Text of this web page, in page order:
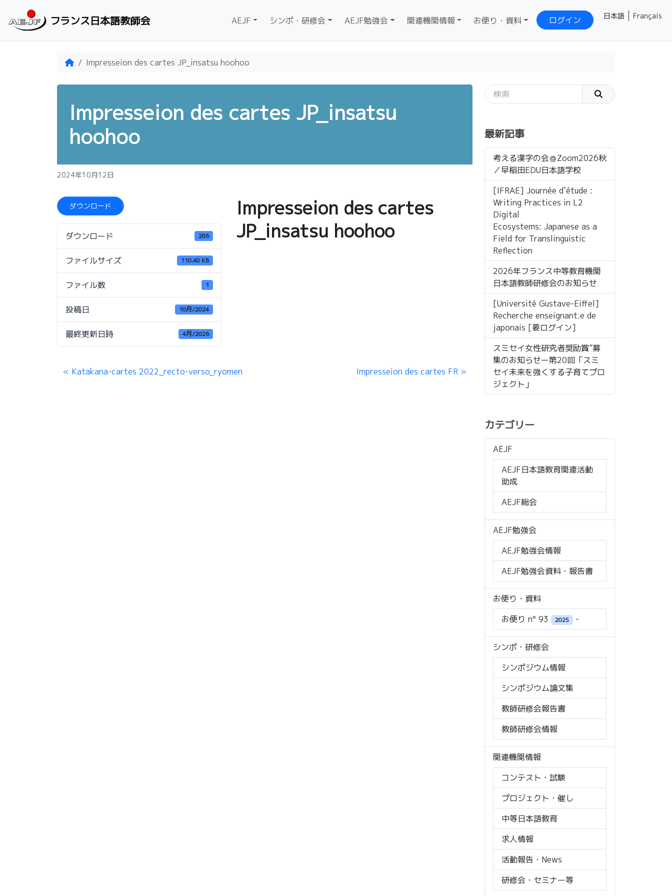
フランス日本語教師会 AEJF シンポ・研修会 AEJF勉強会 関連機関情報 お便り・資料 ログイン Français
日本語
HomeImpresseion des cartes JP_insatsu hoohoo
Impresseion des cartes JP_insatsu
hoohoo
2024年10月12日
ダウンロード
ダウンロード 286
ファイルサイズ 110.40 KB
ファイル数 1
投稿日 10月/2024
最終更新日時 4月/2026
Impresseion des cartes
JP_insatsu hoohoo
Katakana-cartes 2022_recto-verso_ryomen Impresseion des cartes FR
最新記事
考える漢字の会＠Zoom2026秋
／早稲田EDU日本語学校
[IFRAE] Journée d’étude :
Writing Practices in L2
Digital
Ecosystems: Japanese as a
Field for Translinguistic
Reflection
2026年フランス中等教育機関
日本語教師研修会のお知らせ
[Université Gustave-Eiffel]
Recherche enseignant.e de
japonais [要ログイン]
スミセイ女性研究者奨励賞”募
集のお知らせー第20回「スミ
セイ未来を強くする子育てプロ
ジェクト」
カテゴリー
AEJF
AEJF日本語教育関連活動
助成
AEJF総会
AEJF勉強会
AEJF勉強会情報
AEJF勉強会資料・報告書
お便り・資料
お便り n° 93
2025 -
シンポ・研修会
シンポジウム情報
シンポジウム論文集
教師研修会報告書
教師研修会情報
関連機関情報
コンテスト・試験
プロジェクト・催し
中等日本語教育
求人情報
活動報告・News
研修会・セミナー等